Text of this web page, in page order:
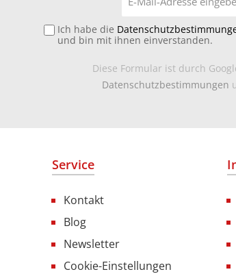
Ich habe die
und bin mit ihnen einverstanden.
Diese Formular ist durch
Datenschutzbestimmungen
Service
Kontakt
Blog
Newsletter
Cookie-Einstellungen